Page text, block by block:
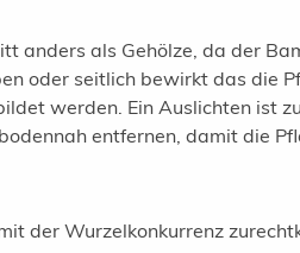
anders als Gehölze, da der
oder seitlich bewirkt das die
werden. Ein Auslichten ist
entfernen, damit die
der Wurzelkonkurrenz